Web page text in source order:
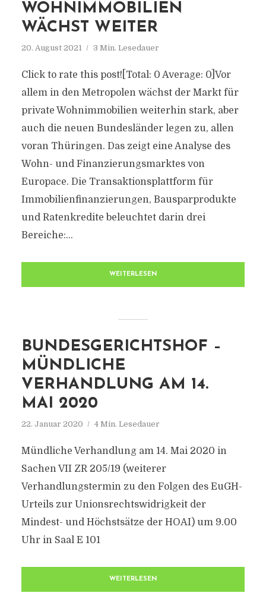
WOHNIMMOBILIEN
WÄCHST WEITER
20. August 2021 3 Min. Lesedauer
Click to rate this post![Total: 0 Average: 0]Vor
allem in den Metropolen wächst der Markt für
private Wohnimmobilien weiterhin stark, aber
auch die neuen Bundesländer legen zu, allen
voran Thüringen. Das zeigt eine Analyse des
Wohn- und Finanzierungsmarktes von
Europace. Die Transaktionsplattform für
Immobilienfinanzierungen, Bausparprodukte
und Ratenkredite beleuchtet darin drei
Bereiche:...
WEITERLESEN
BUNDESGERICHTSHOF –
MÜNDLICHE
VERHANDLUNG AM 14.
MAI 2020
22. Januar 2020 4 Min. Lesedauer
Mündliche Verhandlung am 14. Mai 2020 in
Sachen VII ZR 205/19 (weiterer
Verhandlungstermin zu den Folgen des EuGH-
Urteils zur Unionsrechtswidrigkeit der
Mindest- und Höchstsätze der HOAI) um 9.00
Uhr in Saal E 101
WEITERLESEN